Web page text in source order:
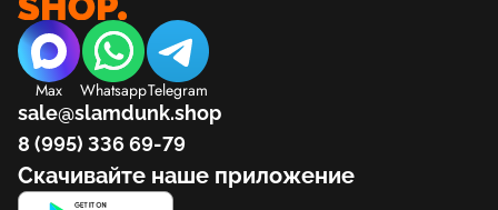
Max WhatsappTelegram
sale@slamdunk.shop
8 (995) 336 69-79
Скачивайте наше приложение